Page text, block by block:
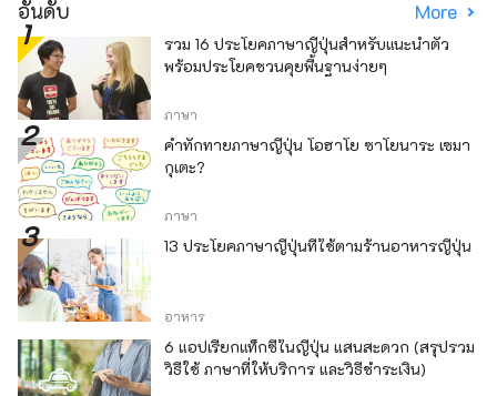
อันดับ More
รวม 16 ประโยคภาษาญี่ปุ่นสำหรับแนะนำตัว
พร้อมประโยคชวนคุยพื้นฐานง่ายๆ
ภาษา
คำทักทายภาษาญี่ปุ่น โอฮาโย ซาโยนาระ เซมา
กุเตะ?
ภาษา
13 ประโยคภาษาญี่ปุ่นที่ใช้ตามร้านอาหารญี่ปุ่น
อาหาร
6 แอปเรียกแท็กซี่ในญี่ปุ่น แสนสะดวก (สรุปรวม
วิธีใช้ ภาษาที่ให้บริการ และวิธีชำระเงิน)